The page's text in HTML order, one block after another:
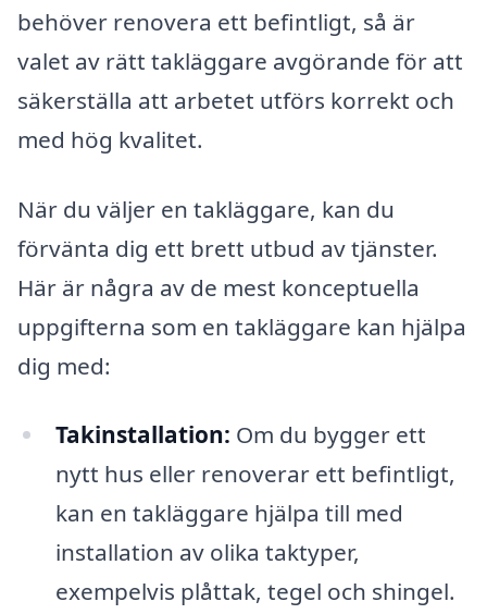
behöver renovera ett befintligt, så är
valet av rätt takläggare avgörande för att
säkerställa att arbetet utförs korrekt och
med hög kvalitet.
När du väljer en takläggare, kan du
förvänta dig ett brett utbud av tjänster.
Här är några av de mest konceptuella
uppgifterna som en takläggare kan hjälpa
dig med:
Takinstallation: Om du bygger ett
nytt hus eller renoverar ett befintligt,
kan en takläggare hjälpa till med
installation av olika taktyper,
exempelvis plåttak, tegel och shingel.